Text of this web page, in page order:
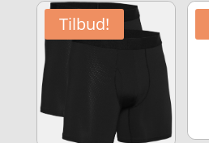
Tilbud!